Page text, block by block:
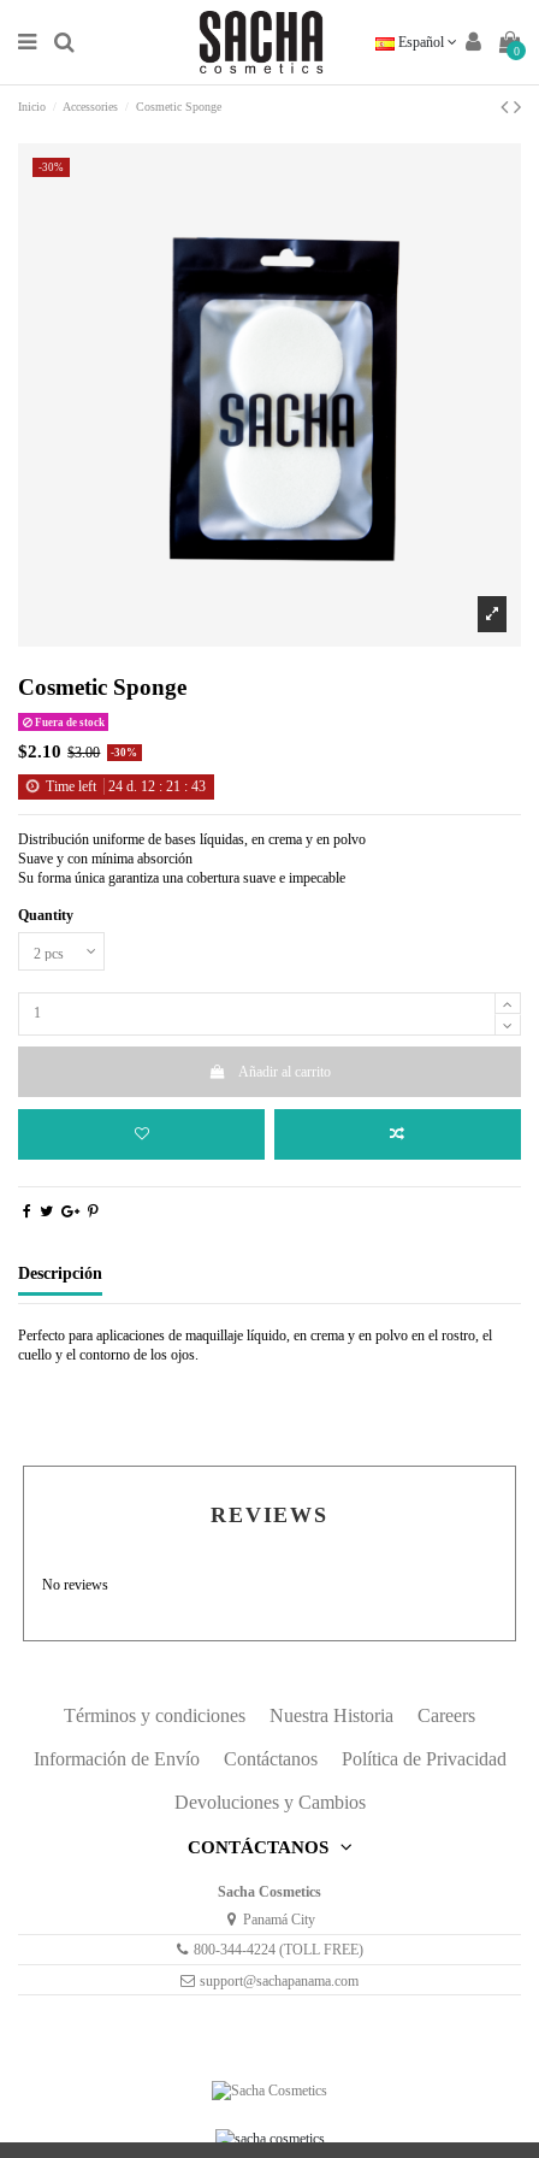
Español 0
Inicio Accessories Cosmetic Sponge
-30%
Cosmetic Sponge
Fuera de stock
$2.10 $3.00 -30%
Time left 24 d. 12 :21 :43
Distribución uniforme de bases líquidas, en crema y en polvo
Suave y con mínima absorción
Su forma única garantiza una cobertura suave e impecable
Quantity
Añadir al carrito
Descripción
Perfecto para aplicaciones de maquillaje líquido, en crema y en polvo en el rostro, el
cuello y el contorno de los ojos.
REVIEWS
No reviews
Términos y condiciones Nuestra Historia Careers
Información de Envío Contáctanos Política de Privacidad
Devoluciones y Cambios
CONTÁCTANOS
Sacha Cosmetics
Panamá City
800-344-4224 (TOLL FREE)
support@sachapanama.com